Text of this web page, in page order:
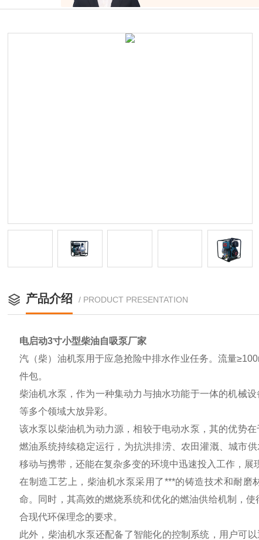
产品介绍 / PRODUCT PRESENTATION
电启动3寸小型柴油自吸泵厂家
汽（柴）油机泵用于应急抢险中排水作业任务。流量
件包。
柴油机水泵，作为一种集动力与抽水功能于一体的机械
等多个领域大放异彩。
该水泵以柴油机为动力源，相较于电动水泵，其的优势
燃油系统持续稳定运行，为抗洪排涝、农田灌溉、城市
移动与携带，还能在复杂多变的环境中迅速投入工作，展
在制造工艺上，柴油机水泵采用了***的铸造技术和耐
命。同时，其高效的燃烧系统和优化的燃油供给机制，
合现代环保理念的要求。
此外，柴油机水泵还配备了智能化的控制系统，用户可